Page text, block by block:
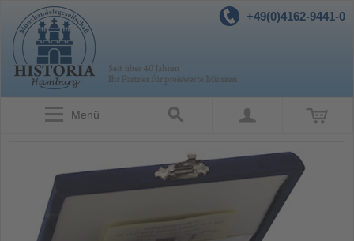
+49(0)4162-9441-0
Menü